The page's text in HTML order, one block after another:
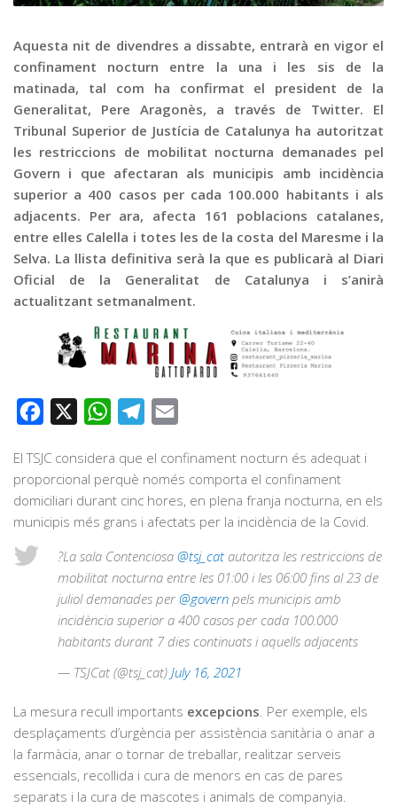
Contacte
Aquesta nit de divendres a dissabte, entrarà en vigor el
confinament nocturn entre la una i les sis de la
matinada, tal com ha confirmat el president de la
Generalitat, Pere Aragonès, a través de Twitter. El
Tribunal Superior de Justícia de Catalunya ha autoritzat
les restriccions de mobilitat nocturna demanades pel
Govern i que afectaran als municipis amb incidència
superior a 400 casos per cada 100.000 habitants i als
adjacents. Per ara, afecta 161 poblacions catalanes,
entre elles Calella i totes les de la costa del Maresme i la
Selva. La llista definitiva serà la que es publicarà al Diari
Oficial de la Generalitat de Catalunya i s’anirà
actualitzant setmanalment.
Facebook WhatsAppTelegram
El TSJC considera que el confinament nocturn és adequat i
proporcional perquè només comporta el confinament
domiciliari durant cinc hores, en plena franja nocturna, en els
municipis més grans i afectats per la incidència de la Covid.
?La sala Contenciosa @tsj_cat autoritza les restriccions de
mobilitat nocturna entre les 01:00 i les 06:00 fins al 23 de
juliol demanades per @govern pels municipis amb
incidència superior a 400 casos per cada 100.000
habitants durant 7 dies continuats i aquells adjacents
— TSJCat (@tsj_cat) July 16, 2021
La mesura recull importants excepcions. Per exemple, els
desplaçaments d’urgència per assistència sanitària o anar a
la farmàcia, anar o tornar de treballar, realitzar serveis
essencials, recollida i cura de menors en cas de pares
separats i la cura de mascotes i animals de companyia.